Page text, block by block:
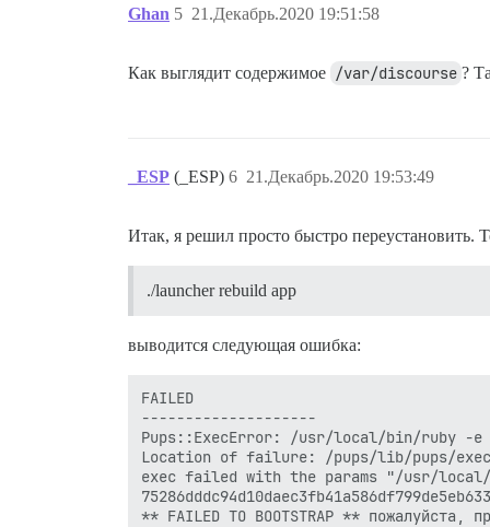
Ghan 21.Декабрь.2020 19:51:58
5
Как выглядит содержимое /var/discourse ?
_ESP (_ESP) 21.Декабрь.2020 19:53:49
6
Итак, я решил просто быстро переустановить.
./launcher rebuild app
выводится следующая ошибка:
FAILED
--------------------
Pups::ExecError: /usr/local/bin/ruby -e
Location of failure: /pups/lib/pups/
exec failed with the params "/usr/local/
** FAILED TO BOOTSTRAP ** пожалуйста,